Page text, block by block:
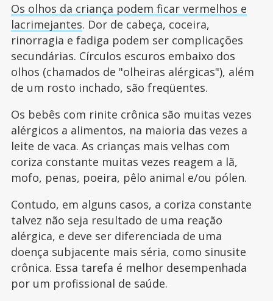
Os olhos da criança podem ficar vermelhos e
lacrimejantes. Dor de cabeça, coceira,
rinorragia e fadiga podem ser complicações
secundárias. Círculos escuros embaixo dos
olhos (chamados de "olheiras alérgicas"), além
de um rosto inchado, são freqüentes.
Os bebês com rinite crônica são muitas vezes
alérgicos a alimentos, na maioria das vezes a
leite de vaca. As crianças mais velhas com
coriza constante muitas vezes reagem a lã,
mofo, penas, poeira, pêlo animal e/ou pólen.
Contudo, em alguns casos, a coriza constante
talvez não seja resultado de uma reação
alérgica, e deve ser diferenciada de uma
doença subjacente mais séria, como sinusite
crônica. Essa tarefa é melhor desempenhada
por um profissional de saúde.